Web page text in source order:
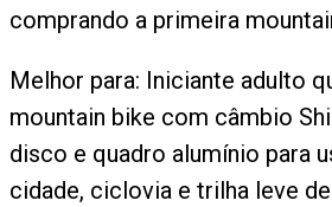
comprando a primeira
Melhor para: Iniciante adulto
mountain bike com câmbio
disco e quadro alumínio para
cidade, ciclovia e trilha leve